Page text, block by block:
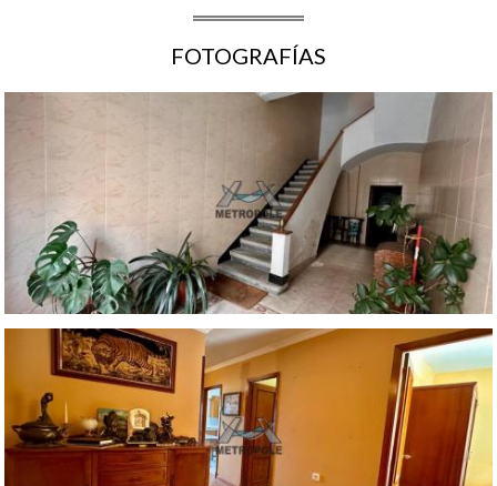
FOTOGRAFÍAS